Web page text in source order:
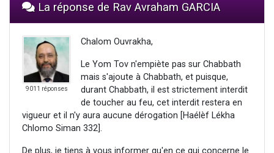
La réponse de Rav Avraham GARCIA
9011 réponses
Chalom Ouvrakha,
Le Yom Tov n'empiète pas sur Chabbath
mais s'ajoute à Chabbath, et puisque,
durant Chabbath, il est strictement interdit
de toucher au feu, cet interdit restera en
vigueur et il n'y aura aucune dérogation [Haélèf Lékha
Chlomo Siman 332].